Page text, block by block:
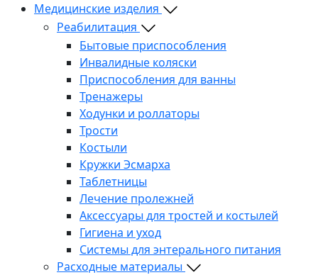
Медицинские изделия
Реабилитация
Бытовые приспособления
Инвалидные коляски
Приспособления для ванны
Тренажеры
Ходунки и роллаторы
Трости
Костыли
Кружки Эсмарха
Таблетницы
Лечение пролежней
Аксессуары для тростей и костылей
Гигиена и уход
Системы для энтерального питания
Расходные материалы